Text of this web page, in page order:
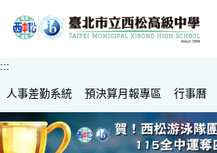
到
容
區
:::
人事差勤系統 預決算月報專區 行事曆